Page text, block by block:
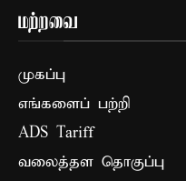
மற்றவை
முகப்பு
எங்களைப் பற்றி
ADS Tariff
வலைத்தள தொகுப்பு